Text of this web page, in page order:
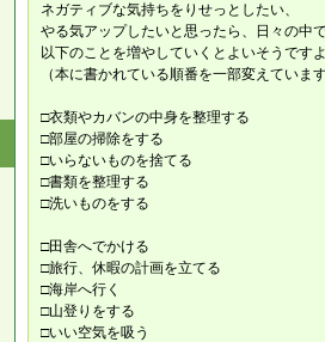
ネガティブな気持ちをりせっとしたい、
やる気アップしたいと思ったら、日々の中
以下のことを増やしていくとよいそうです
（本に書かれている順番を一部変えていま
□衣類やカバンの中身を整理する
□部屋の掃除をする
□いらないものを捨てる
□書類を整理する
□洗いものをする
□田舎へでかける
□旅行、休暇の計画を立てる
□海岸へ行く
□山登りをする
□いい空気を吸う